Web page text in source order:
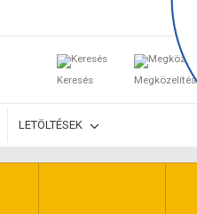
Keresés Megközelítés
LETÖLTÉSEK